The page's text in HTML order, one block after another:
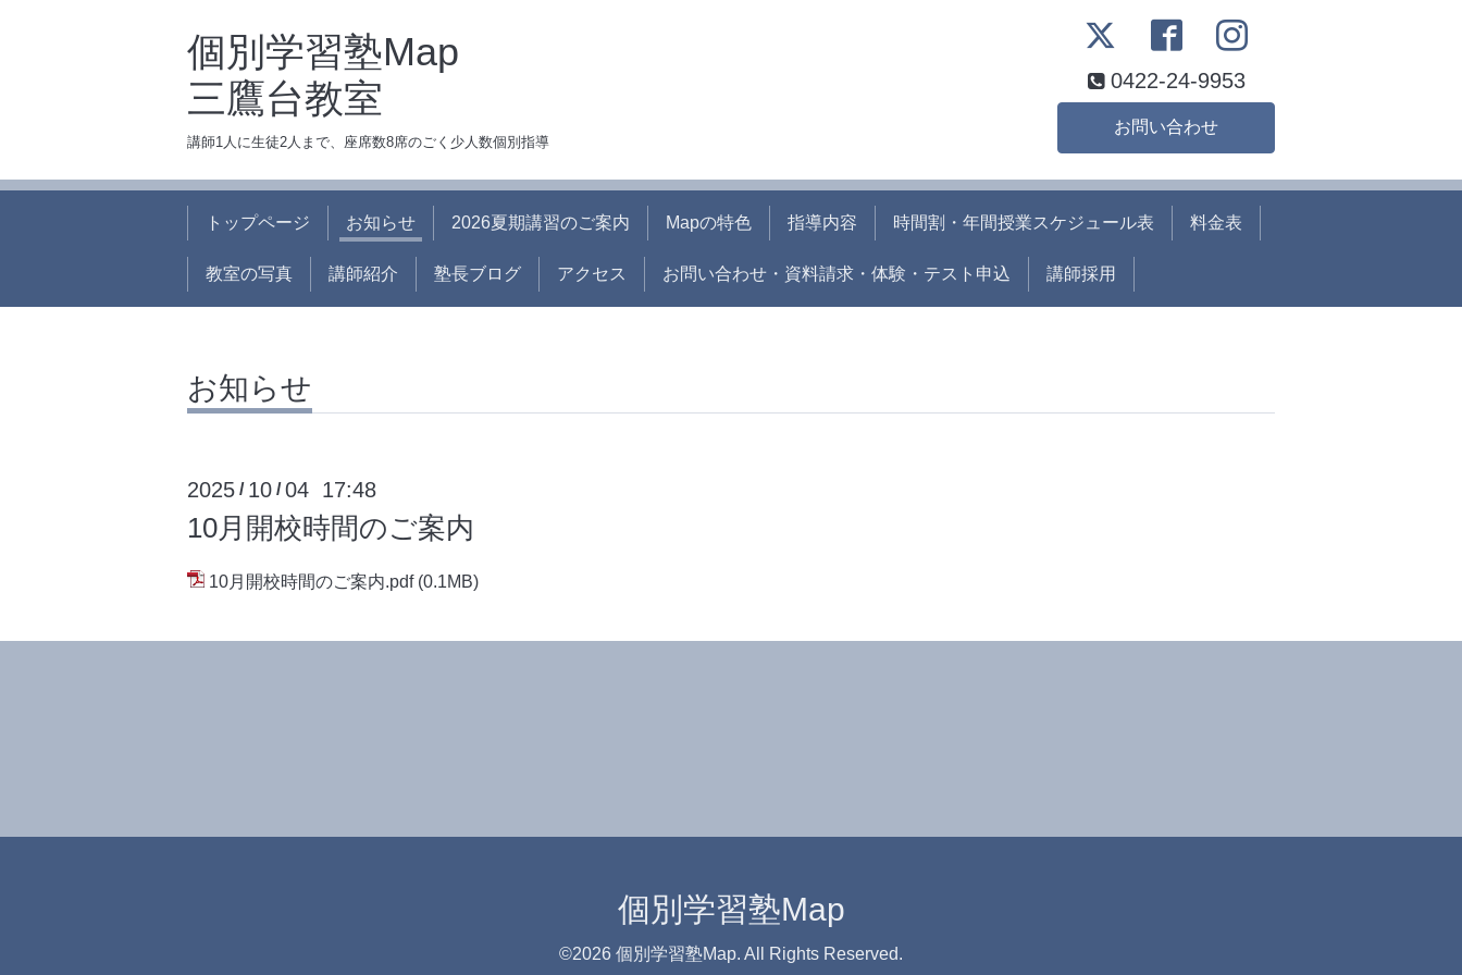
個別学習塾Map
三鷹台教室
講師1人に生徒2人まで、座席数8席のごく少人数個別指導
0422-24-9953
お問い合わせ
トップページ お知らせ 2026夏期講習のご案内 Mapの特色 指導内容 時間割・年間授業スケジュール表 料金表
教室の写真 講師紹介 塾長ブログ アクセス お問い合わせ・資料請求・体験・テスト申込 講師採用
お知らせ
2025 / 10 /04 17:48
10月開校時間のご案内
10月開校時間のご案内.pdf (0.1MB)
個別学習塾Map
©2026 個別学習塾Map. All Rights Reserved.